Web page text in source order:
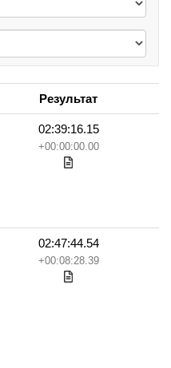
Результат
02:39:16.15
+00:00:00.00
02:47:44.54
+00:08:28.39